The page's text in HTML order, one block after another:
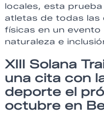
locales, esta
atletas de todas las
físicas en un
naturaleza e
XIII Solana
una cita con
deporte el
octubre en